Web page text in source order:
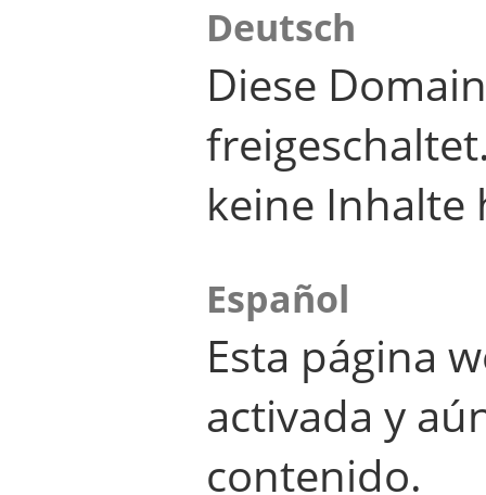
Deutsch
Diese
keine Inhalte
Español
Esta página
activada y
contenido.